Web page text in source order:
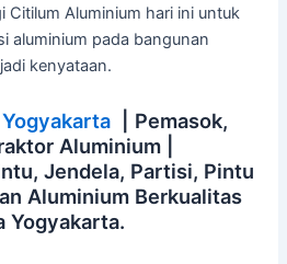
Citilum Aluminium hari ini untuk
aluminium pada bangunan
kenyataan.
| Pemasok,
Aluminium |
Jendela, Partisi, Pintu
Aluminium Berkualitas
Yogyakarta.